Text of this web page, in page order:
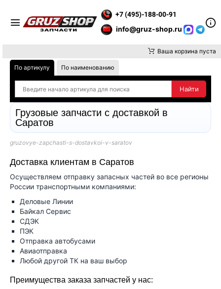
+7 (495)-188-00-91
info@gruz-shop.ru
Ваша корзина пуста
По артикулу По наименованию
Грузовые запчасти с доставкой в
Саратов
gruzovye-zapchasti-s-dostavkoi-v-saratov
Доставка клиентам в Саратов
Осуществляем отправку запасных частей во все регионы
России транспортными компаниями:
Деловые Линии
Байкал Сервис
СДЭК
ПЭК
Отправка автобусами
Авиаотправка
Любой другой ТК на ваш выбор
Преимущества заказа запчастей у нас: